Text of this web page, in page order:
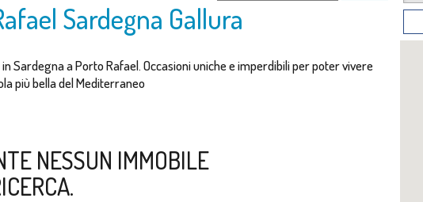
Sardegna Gallura
Sardegna a Porto Rafael. Occasioni uniche e imperdibili per poter vivere
più bella del Mediterraneo
NESSUN IMMOBILE